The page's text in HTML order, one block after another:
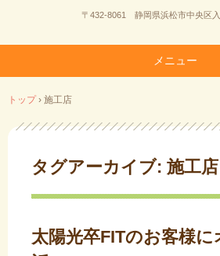
〒432-8061 静岡県浜松市中央区
メニュー
ン
テ
トップ › 施工店
タグアーカイブ: 施工店
太陽光卒FITのお客様